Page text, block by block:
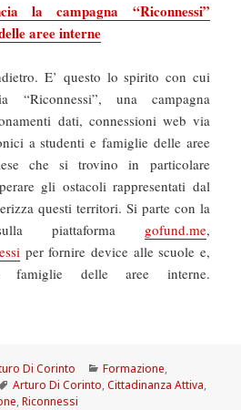
la campagna “Riconnessi”
aree interne
E’ questo lo spirito con cui
“Riconnessi”, una campagna
dati, connessioni web via
a studenti e famiglie delle aree
che si trovino in particolare
gli ostacoli rappresentati dal
questi territori. Si parte con la
piattaforma gofund.me,
per fornire device alle scuole e,
famiglie delle aree interne.
contro il digital divide
Di Corinto Categorie
Formazione,
Tag
Arturo Di Corinto,Cittadinanza Attiva,
,Riconnessi